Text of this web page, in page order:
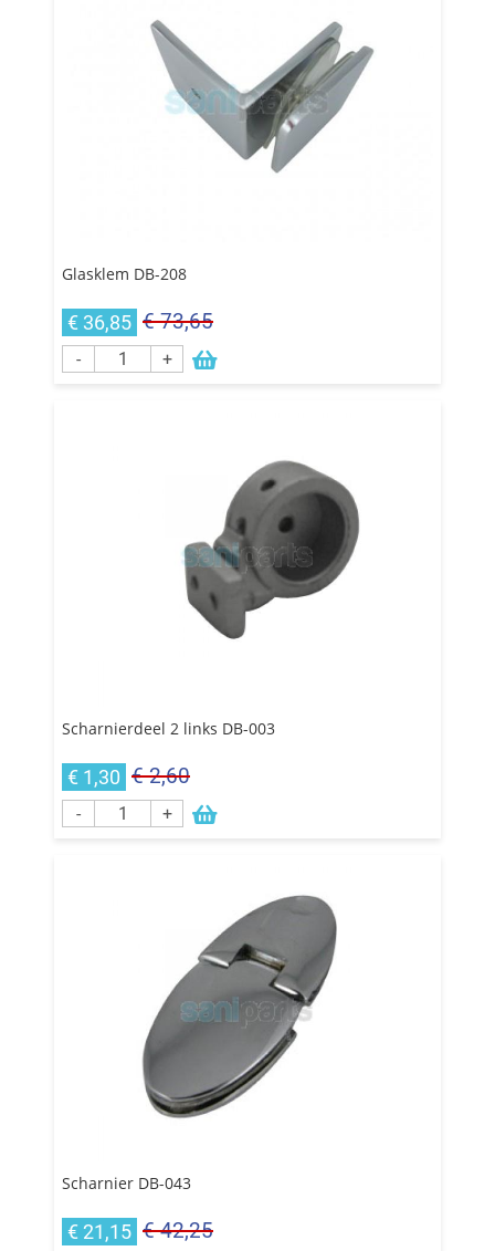
Glasklem DB-208
€ 36,85 € 73,65
- +
Scharnierdeel 2 links DB-003
€ 1,30 € 2,60
- +
Scharnier DB-043
€ 21,15 € 42,25